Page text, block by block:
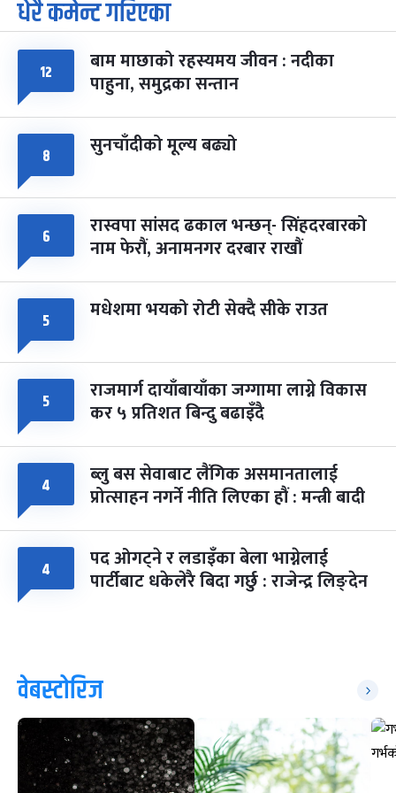
७
आइत चैत्र ७, २०८३-Mar 21, 2027
८ फागुपूर्णिमा
चैत्र ८, २०८३-Mar 22, 2027
७ महिना बाँकी
धेरै कमेन्ट गरिएका
१२ बाम माछाको रहस्यमय जीवन : नदीका
पाहुना, समुद्रका सन्तान
८ सुनचाँदीको मूल्य बढ्यो
६ रास्वपा सांसद ढकाल भन्छन्- सिंहदरबारको
नाम फेरौं, अनामनगर दरबार राखौं
५ मधेशमा भयको रोटी सेक्दै सीके राउत
५ राजमार्ग दायाँबायाँका जग्गामा लाग्ने विकास
कर ५ प्रतिशत बिन्दु बढाइँदै
४ ब्लु बस सेवाबाट लैंगिक असमानतालाई
प्रोत्साहन नगर्ने नीति लिएका हौं : मन्त्री बादी
४ पद ओगट्ने र लडाइँका बेला भाग्नेलाई
पार्टीबाट धकेलेरै बिदा गर्छु : राजेन्द्र लिङ्देन
वेबस्टोरिज